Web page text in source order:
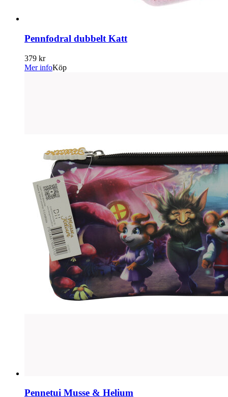
Pennfodral dubbelt Katt
379 kr
Mer infoKöp
Pennetui Musse & Helium